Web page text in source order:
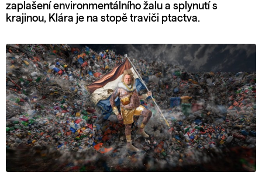
zaplašení environmentálního žalu a splynutí s
krajinou, Klára je na stopě traviči ptactva.